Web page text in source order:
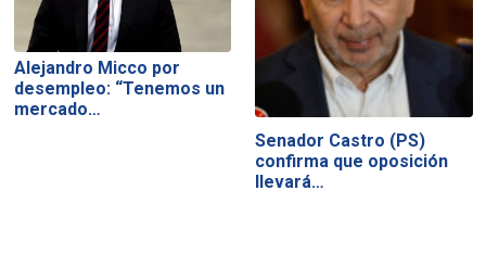
Alejandro Micco por
desempleo: “Tenemos un
mercado…
Senador Castro (PS)
confirma que oposición
llevará…